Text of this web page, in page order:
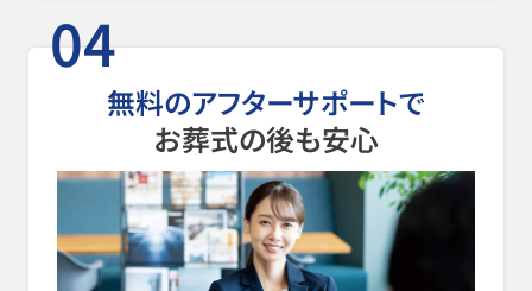
04
無料のアフターサポートで
お葬式の後も安心